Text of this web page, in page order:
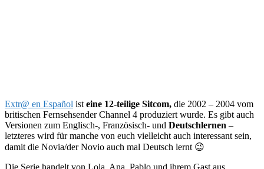
Extr@ en Español ist eine 12-teilige Sitcom, die 2002 – 2004 vom
britischen Fernsehsender Channel 4 produziert wurde. Es gibt auch
Versionen zum Englisch-, Französisch- und Deutschlernen –
letzteres wird für manche von euch vielleicht auch interessant sein,
damit die Novia/der Novio auch mal Deutsch lernt 😉
Die Serie handelt von Lola, Ana, Pablo und ihrem Gast aus